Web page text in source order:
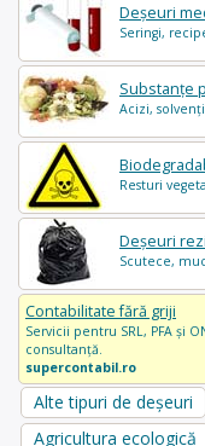
Deșeuri
Seringi,
Substanțe
Acizi, solvenți
Resturi
Deșeuri
Scutece,
Contabilitate fără griji
Servicii pentru SRL, PFA și
consultanță.
supercontabil.ro
Alte tipuri de deșeuri
Agricultura ecologică